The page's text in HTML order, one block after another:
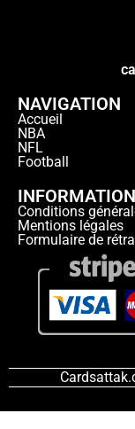
NAVIGATION
Accueil
NBA
NFL
Football
Conditions
Mentions légales
Formulaire de